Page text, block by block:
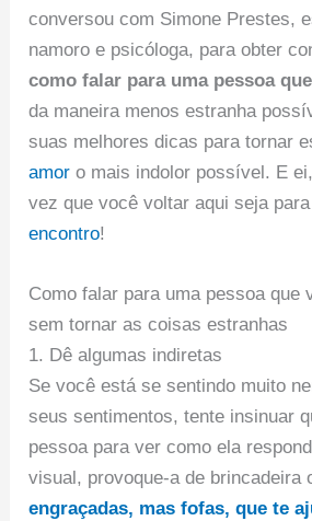
conversou com Simone Prestes,
namoro e psicóloga, para obter
como falar para uma pessoa
da maneira menos estranha
suas melhores dicas para tornar
amor o mais indolor possível. E
vez que você voltar aqui seja para
encontro!
Como falar para uma pessoa que
sem tornar as coisas estranhas
1. Dê algumas indiretas
Se você está se sentindo muito
seus sentimentos, tente insinuar
pessoa para ver como ela
visual, provoque-a de brincadeira
engraçadas, mas fofas, que te